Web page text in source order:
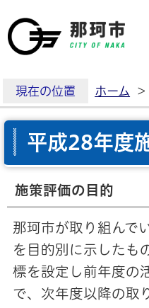
現在の位置 ホーム >
平成28年度
施策評価の目的
那珂市が取り組んで
を目的別に示したも
標を設定し前年度の
で、次年度以降の取